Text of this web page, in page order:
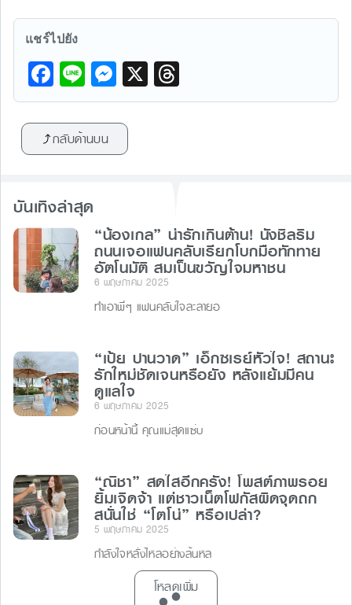
แชร์ไปยัง
F
a
c
e
o
o
k
Li
n
e
M
e
s
s
g
er
X
hr
กลับด้านบน
บันเทิงล่าสุด
“น้องเกล” น่ารักเกินต้าน! นั่งชิลริม
ถนนเจอแฟนคลับเรียกโบกมือทักทาย
อัตโนมัติ สมเป็นขวัญใจมหาชน
6 พฤษภาคม 2025
ทำเอาพี่ๆ แฟนคลับใจละลายอ
“เป้ย ปานวาด” เอ็กซเรย์หัวใจ! สถานะ
รักใหม่ชัดเจนหรือยัง หลังแย้มมีคน
ดูแลใจ
6 พฤษภาคม 2025
ก่อนหน้านี้ คุณแม่สุดแซ่บ
“ณิชา” สดใสอีกครั้ง! โพสต์ภาพรอย
ยิ้มเจิดจ้า แต่ชาวเน็ตโฟกัสผิดจุดถก
สนั่นใช่ “โตโน่” หรือเปล่า?
5 พฤษภาคม 2025
กำลังใจหลั่งไหลอย่างล้นหล
โหลดเพิ่ม